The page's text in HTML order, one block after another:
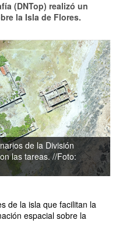
(DNTop) realizó un
la Isla de Flores.
de la División
las tareas. //Foto:
de la isla que facilitan la
espacial sobre la